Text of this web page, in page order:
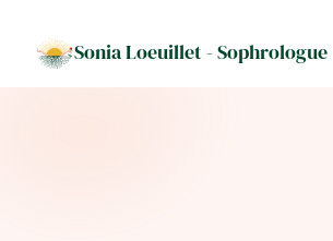
Sonia Loeuillet - Sophrologue